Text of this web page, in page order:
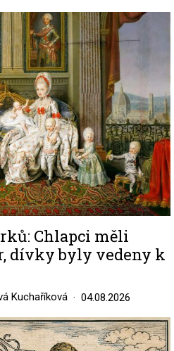
Chlapci měli
dívky byly vedeny k
Kuchaříková 04.08.2026